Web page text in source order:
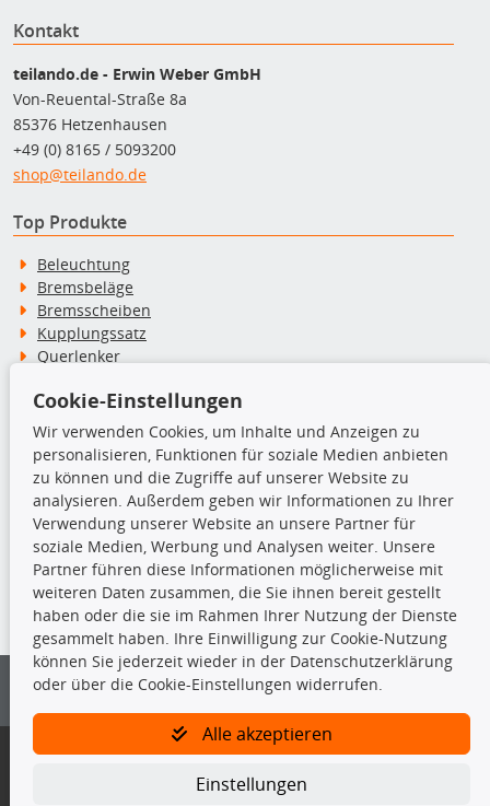
Kontakt
teilando.de - Erwin Weber GmbH
Von-Reuental-Straße 8a
85376 Hetzenhausen
+49 (0) 8165 / 5093200
shop@teilando.de
Top Produkte
Beleuchtung
Bremsbeläge
Bremsscheiben
Kupplungssatz
Querlenker
Stoßdämpfer
TecDoc Inside
Die hier angezeigten Daten insbesondere die gesamte Datenbank dürfen
nicht kopiert werden.
Es ist zu unterlassen, die Daten oder die gesamte Datenbank ohne
vorherige Zustimmung von TecDoc zu vervielfältigen, zu verbreiten
und/oder diese Handlungen durch Dritte ausführen zu lassen. Ein
Bitte prüfen Sie, ob das über unseren Onlineshop identifizierte Ersatzteil
Gegebenenfalls sind ergänzende Informationen notwendig, um
Cookie-Einstellungen
Wir verwenden Cookies, um Inhalte und Anzeigen zu
personalisieren, Funktionen für soziale Medien anbieten
zu können und die Zugriffe auf unserer Website zu
analysieren. Außerdem geben wir Informationen zu Ihrer
Verwendung unserer Website an unsere Partner für
soziale Medien, Werbung und Analysen weiter. Unsere
Partner führen diese Informationen möglicherweise mit
weiteren Daten zusammen, die Sie ihnen bereit gestellt
haben oder die sie im Rahmen Ihrer Nutzung der Dienste
gesammelt haben. Ihre Einwilligung zur Cookie-Nutzung
können Sie jederzeit wieder in der Datenschutzerklärung
oder über die Cookie-Einstellungen widerrufen.
Alle akzeptieren
Einstellungen